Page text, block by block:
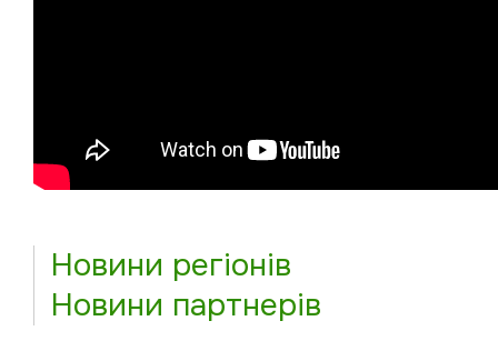
Новини регіонів
Новини партнерів